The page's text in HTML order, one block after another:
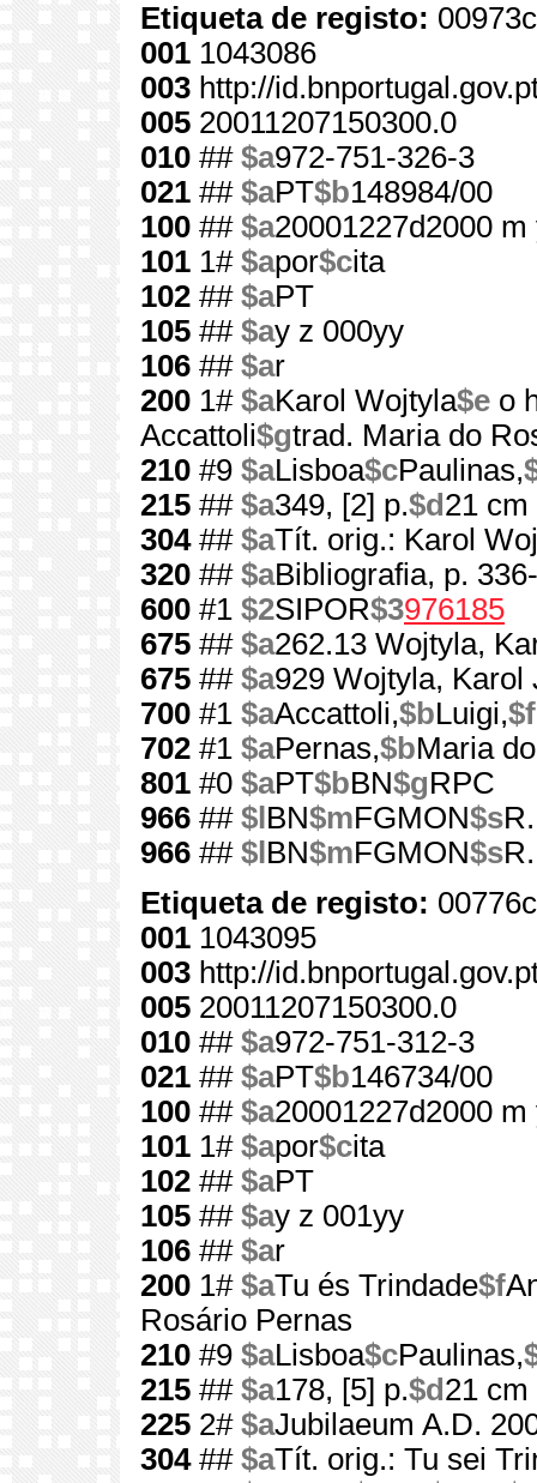
Etiqueta de registo:
001 1043086
003 http://
005 20011207150300.0
010 ## $a972-751-326-3
021 ## $aPT$b148984/00
100 ## $a20001227d2000
101 1# $apor$cita
102 ## $aPT
105 ## $ay z 000yy
106 ## $ar
200 1# $aKarol Wojtyla$e o
Accattoli$gtrad. Maria do
210 #9 $aLisboa$cPaulinas,
215 ## $a349, [2] p.$d 21 cm
304## $aTít. orig.: Karol
320 ## $aBibliografia, p.
600 #1 $2SIPOR$3976185
675 ## $a262.13 Wojtyla,
675 ## $a929 Wojtyla, Karol
700 #1 $aAccattoli,$bLuigi,$f
702 #1 $aPernas,$bMaria
801 #0 $aPT$bBN$gRPC
966 ## $l BN$mFGMON$s
966 ## $l BN$mFGMON$s
Etiqueta de registo:
001 1043095
003 http://
005 20011207150300.0
010 ## $a972-751-312-3
021 ## $aPT$b146734/00
100 ## $a20001227d2000
101 1# $apor$cita
102 ## $aPT
105 ## $ay z 001yy
106 ## $ar
200 1# $aTu és Trindade$f
Rosário Pernas
210 #9 $aLisboa$cPaulinas,
215 ## $a178, [5] p.$d 21 cm
225 2# $aJubilaeum A.D.
304## $aTít. orig.: Tu sei